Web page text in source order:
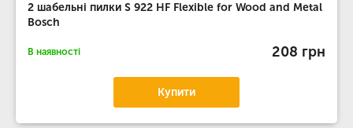
2 шабельні пилки S 922 HF Flexible for Wood and Metal
Bosch
В наявності 208 грн
Купити